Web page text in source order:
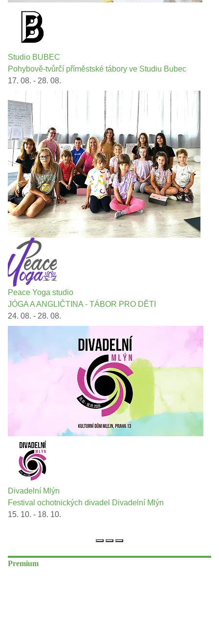
Studio BUBEC
Pohybově-tvůrčí příměstské tábory ve Studiu Bubec
17. 08. - 28. 08.
Peace Yoga studio
JÓGA A ANGLIČTINA - TÁBOR PRO DĚTI
24. 08. - 28. 08.
Divadelní Mlýn
Festival ochotnických divadel Divadelní Mlýn
15. 10. - 18. 10.
Premium